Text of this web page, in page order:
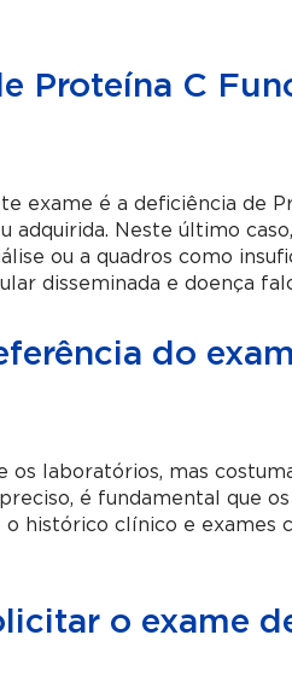
Proteína C
exame é a deficiência de
Neste último
ou a quadros como
disseminada e doença
do
laboratórios, mas
é fundamental que
histórico clínico e exames
o exame